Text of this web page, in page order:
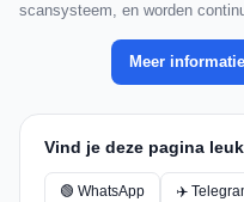
scansysteem, en worden
Meer
Vind je deze pagina
🟢 WhatsApp ✈️